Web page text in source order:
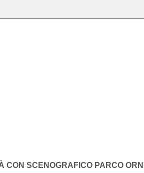
CON SCENOGRAFICO PARCO